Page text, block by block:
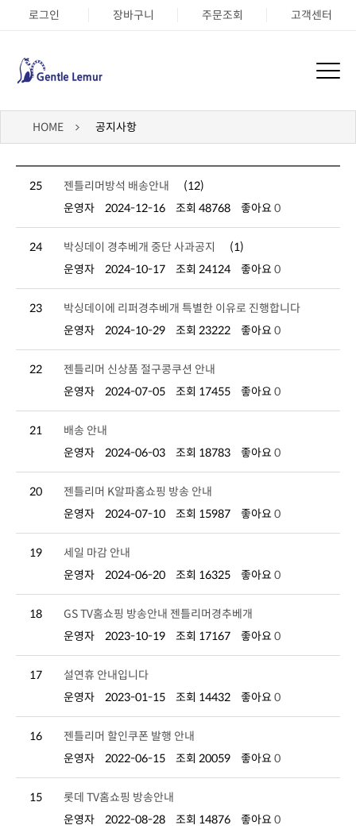
로그인 장바구니 주문조회 고객센터
HOME 공지사항
25 젠틀리머방석 배송안내
(12)
운영자
2024-12-16 조회 48768 좋아요 0
24 박싱데이 경추베개 중단 사과공지
(1)
운영자
2024-10-17 조회 24124 좋아요 0
23
박싱데이에 리퍼경추베개 특별한 이유로 진행합니다
운영자
2024-10-29 조회 23222 좋아요 0
22
젠틀리머 신상품 절구콩쿠션 안내
운영자
2024-07-05 조회 17455 좋아요 0
21
배송 안내
운영자
2024-06-03 조회 18783 좋아요 0
20
젠틀리머 K알파홈쇼핑 방송 안내
운영자
2024-07-10 조회 15987 좋아요 0
19
세일 마감 안내
운영자
2024-06-20 조회 16325 좋아요 0
18
GS TV홈쇼핑 방송안내 젠틀리머경추베개
운영자
2023-10-19 조회 17167 좋아요 0
17
설연휴 안내입니다
운영자
2023-01-15 조회 14432 좋아요 0
16
젠틀리머 할인쿠폰 발행 안내
운영자
2022-06-15 조회 20059 좋아요 0
15
롯데 TV홈쇼핑 방송안내
운영자
2022-08-28 조회 14876 좋아요 0